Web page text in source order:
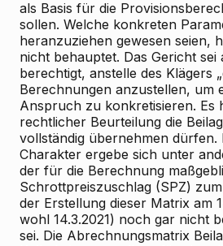
als Basis für die
sollen. Welche konkreten
heranzuziehen gewesen seien,
nicht behauptet. Das Gericht sei
berechtigt, anstelle des Klägers
Berechnungen anzustellen, um
Anspruch zu konkretisieren. Es
rechtlicher Beurteilung die
vollständig übernehmen
Charakter ergebe sich unter
der für die Berechnung
Schrottpreiszuschlag (SPZ)
der Erstellung dieser Matrix am
wohl 14.3.2021) noch gar nicht
sei. Die Abrechnungsmatrix